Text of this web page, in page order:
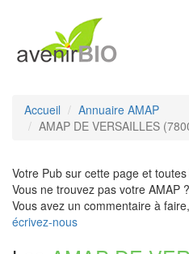
Accueil
Annuaire AMAP
AMAP DE VERSAILLES
Votre Pub sur cette page et
Vous ne trouvez pas votre AMAP ?
Vous avez un commentaire à
écrivez-nous